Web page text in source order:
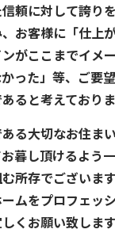
頼に対して誇り
お客様に「仕上
がここまでイメ
った」等、ご要
ると考えておりま
る大切なお住ま
暮し頂けるよう
所存でございます
ムをプロフェッ
しくお願い致し